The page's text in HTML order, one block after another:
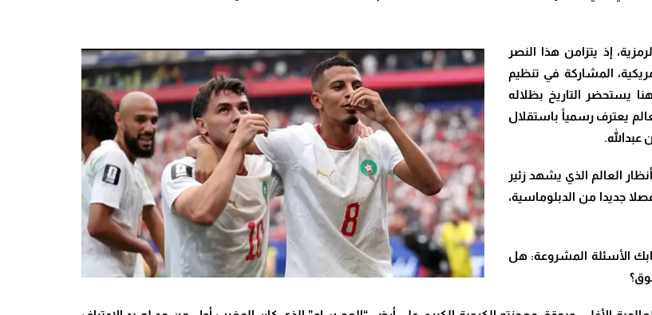
إذ يتزامن هذا النصر
المشاركة في تنظيم
الرابع من يوليوز. وهنا يستحضر التاريخ بظلاله
يعترف رسمياً باستقلال
العالم الذي يشهد زئير
جديدا من الدبلوماسية،
الأسئلة المشروعة: هل